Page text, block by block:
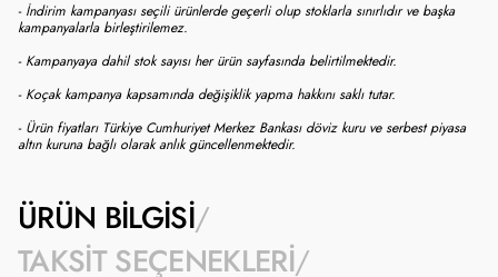
- İndirim kampanyası seçili ürünlerde geçerli olup stoklarla sınırlıdır ve başka
kampanyalarla birleştirilemez.
- Kampanyaya dahil stok sayısı her ürün sayfasında belirtilmektedir.
- Koçak kampanya kapsamında değişiklik yapma hakkını saklı tutar.
- Ürün fiyatları Türkiye Cumhuriyet Merkez Bankası döviz kuru ve serbest piyasa
altın kuruna bağlı olarak anlık güncellenmektedir.
ÜRÜN BILGISI
TAKSIT SEÇENEKLERI